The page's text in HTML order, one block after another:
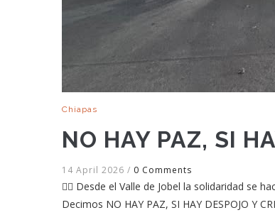
Chiapas
NO HAY PAZ, SI
14 April 2026 / 0 Comments
❤️‍🔥 Desde el Valle de Jobel la solidaridad se
Decimos NO HAY PAZ, SI HAY DESPOJO Y